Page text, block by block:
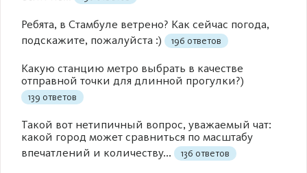
Ребята, в Стамбуле ветрено? Как сейчас погода,
подскажите, пожалуйста :)
196 ответов
Какую станцию метро выбрать в качестве
отправной точки для длинной прогулки?)
139 ответов
Такой вот нетипичный вопрос, уважаемый чат:
какой город может сравниться по масштабу
впечатлений и количеству...
136 ответов